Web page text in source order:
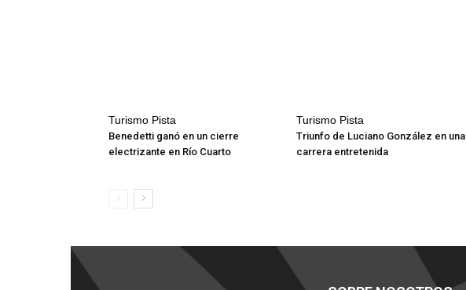
Turismo Pista
Benedetti ganó en un cierre
electrizante en Río Cuarto
Turismo Pista
Triunfo de Luciano González en una
carrera entretenida